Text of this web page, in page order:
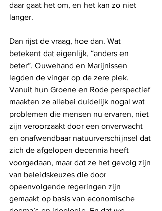
daar gaat het om, en het kan zo niet
langer.
Dan rijst de vraag, hoe dan. Wat
betekent dat eigenlijk, “anders en
beter”. Ouwehand en Marijnissen
legden de vinger op de zere plek.
Vanuit hun Groene en Rode perspectief
maakten ze allebei duidelijk nogal wat
problemen die mensen nu ervaren, niet
zijn veroorzaakt door een onverwacht
en onafwendbaar natuurverschijnsel dat
zich de afgelopen decennia heeft
voorgedaan, maar dat ze het gevolg zijn
van beleidskeuzes die door
opeenvolgende regeringen zijn
gemaakt op basis van economische